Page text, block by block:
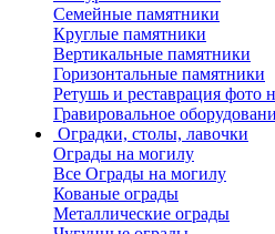
Семейные памятники
Круглые памятники
Вертикальные памятники
Горизонтальные памятники
Ретушь и реставрация фото
Гравировальное
Оградки, столы, лавочки
Ограды на могилу
Все Ограды на могилу
Кованые ограды
Металлические ограды